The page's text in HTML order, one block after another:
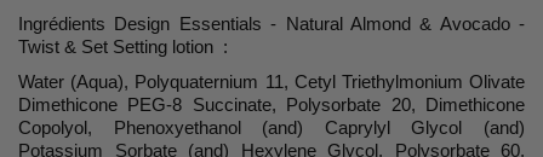
Ingrédients Design Essentials - Natural Almond & Avocado -
Twist & Set Setting lotion :
Water (Aqua), Polyquaternium 11, Cetyl Triethylmonium Olivate
Dimethicone PEG-8 Succinate, Polysorbate 20, Dimethicone
Copolyol, Phenoxyethanol (and) Caprylyl Glycol (and)
Potassium Sorbate (and) Hexylene Glycol, Polysorbate 60,